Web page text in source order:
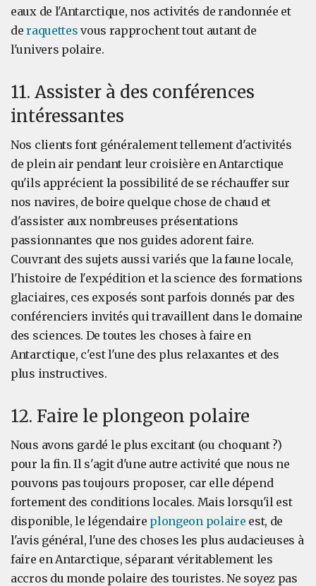
eaux de l'Antarctique, nos activités de randonnée et
deraquettes vous rapprochent tout autant de
l'univers polaire.
11. Assister à des conférences
intéressantes
Nos clients font généralement tellement d'activités
de plein air pendant leur croisière en Antarctique
qu'ils apprécient la possibilité de se réchauffer sur
nos navires, de boire quelque chose de chaud et
d'assister aux nombreuses présentations
passionnantes que nos guides adorent faire.
Couvrant des sujets aussi variés que la faune locale,
l'histoire de l'expédition et la science des formations
glaciaires, ces exposés sont parfois donnés par des
conférenciers invités qui travaillent dans le domaine
des sciences. De toutes les choses à faire en
Antarctique, c'est l'une des plus relaxantes et des
plus instructives.
12. Faire le plongeon polaire
Nous avons gardé le plus excitant (ou choquant ?)
pour la fin. Il s'agit d'une autre activité que nous ne
pouvons pas toujours proposer, car elle dépend
fortement des conditions locales. Mais lorsqu'il est
disponible, le légendaire plongeon polaire est, de
l'avis général, l'une des choses les plus audacieuses à
faire en Antarctique, séparant véritablement les
accros du monde polaire des touristes. Ne soyez pas